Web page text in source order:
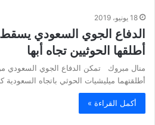
18 يونيو، 2019
الدفاع الجوي السعودي
أطلقها الحوثيين تجاه أبها
منال مبروك تمكن الدفاع الجوي السعودي
أطلقتهما ميليشيات الحوثي باتجاه
أكمل القراءة »